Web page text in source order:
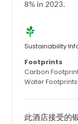
8% in 2023.
Sustainability
Footprints
Carbon
Water
此酒店接受的